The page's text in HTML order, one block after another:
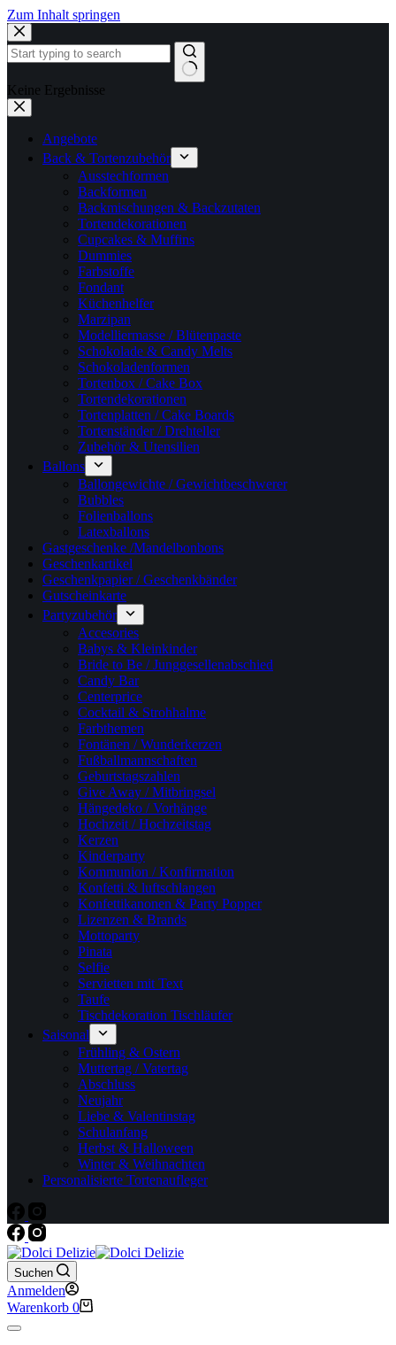
Zum Inhalt springen
Keine Ergebnisse
Angebote
Back & Tortenzubehör
Ausstechformen
Backformen
Backmischungen & Backzutaten
Tortendekorationen
Cupcakes & Muffins
Dummies
Farbstoffe
Fondant
Küchenhelfer
Marzipan
Modelliermasse / Blütenpaste
Schokolade & Candy Melts
Schokoladenformen
Tortenbox / Cake Box
Tortendekorationen
Tortenplatten / Cake Boards
Tortenständer / Drehteller
Zubehör & Utensilien
Ballons
Ballongewichte / Gewichtbeschwerer
Bubbles
Folienballons
Latexballons
Gastgeschenke /Mandelbonbons
Geschenkartikel
Geschenkpapier / Geschenkbänder
Gutscheinkarte
Partyzubehör
Accesories
Babys & Kleinkinder
Bride to Be / Junggesellenabschied
Candy Bar
Centerprice
Cocktail & Strohhalme
Farbthemen
Fontänen / Wunderkerzen
Fußballmannschaften
Geburtstagszahlen
Give Away / Mitbringsel
Hängedeko / Vorhänge
Hochzeit / Hochzeitstag
Kerzen
Kinderparty
Kommunion / Konfirmation
Konfetti & luftschlangen
Konfettikanonen & Party Popper
Lizenzen & Brands
Mottoparty
Pinata
Selfie
Servietten mit Text
Taufe
Tischdekoration Tischläufer
Saisonal
Frühling & Ostern
Muttertag / Vatertag
Abschluss
Neujahr
Liebe & Valentinstag
Schulanfang
Herbst & Halloween
Winter & Weihnachten
Personalisierte Tortenaufleger
Suchen
Anmelden
Warenkorb 0